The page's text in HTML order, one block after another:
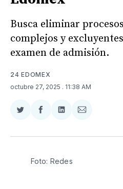
Busca eliminar
complejos y
examen de admisión.
24 EDOMEX
octubre 27, 2025 . 11:38 AM
Compartir
Twitter
Compartir
Facebook
Compartir
LinkedIn
Compartir
Email
Foto: Redes